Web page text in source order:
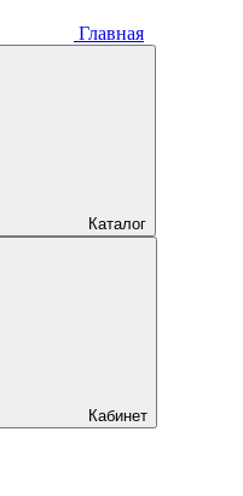
Главная
Каталог
Кабинет